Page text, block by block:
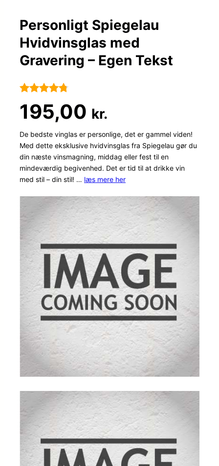
Personligt Spiegelau
Hvidvinsglas med
Gravering – Egen Tekst
som4.7
ud af 5
baseret på
kundebedø
mmelser
195,00 kr.
De bedste vinglas er personlige, det er gammel viden!
Med dette eksklusive hvidvinsglas fra Spiegelau gør du
din næste vinsmagning, middag eller fest til en
mindeværdig begivenhed. Det er tid til at drikke vin
med stil – din stil! … læs mere her